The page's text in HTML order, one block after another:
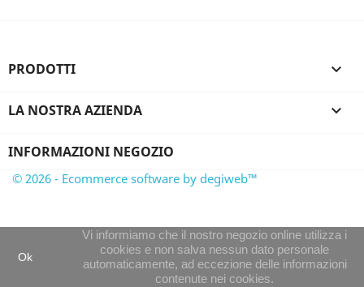
PRODOTTI 
LA NOSTRA AZIENDA 
INFORMAZIONI NEGOZIO
Ok
Vi informiamo che il nostro negozio online utilizza i
cookies e non salva nessun dato personale
automaticamente, ad eccezione delle informazioni
contenute nei cookies.
© 2026 - Ecommerce software by degiweb™